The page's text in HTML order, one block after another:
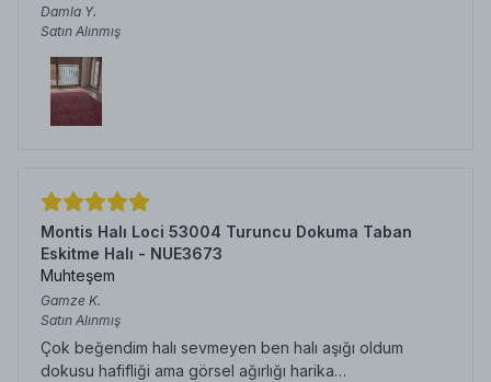
Damla Y.
Satın Alınmış
Montis Halı Loci 53004 Turuncu Dokuma Taban
Eskitme Halı - NUE3673
Muhteşem
Gamze K.
Satın Alınmış
Çok beğendim halı sevmeyen ben halı aşığı oldum
dokusu hafifliği ama görsel ağırlığı harika…